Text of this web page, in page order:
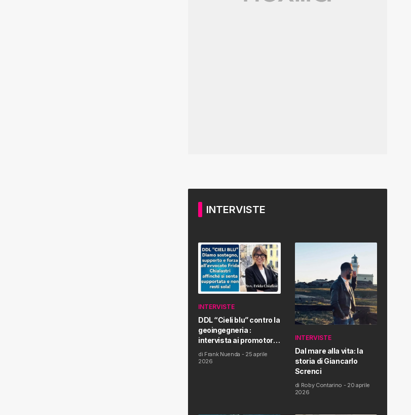
INTERVISTE
INTERVISTE
DDL “Cieli blu” contro la
geoingegneria :
intervista ai promotori
della tematica e della
Proposta di Legge
di Frank Nuenda - 25 aprile
2026
INTERVISTE
Dal mare alla vita: la
storia di Giancarlo
Screnci
di Roby Contarino - 20 aprile
2026